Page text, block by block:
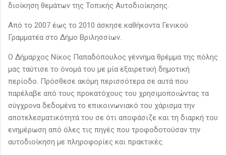
διοίκηση θεμάτων της Τοπικής Αυτοδιοίκησης.
Από το 2007 έως το 2010 άσκησε καθήκοντα Γενικού
Γραμματέα στο Δήμο Βριλησσίων.
Ο Δήμαρχος Νίκος Παπαδόπουλος γέννημα θρέμμα της πόλης
μας ταύτισε το όνομά του με μία εξαιρετική δημοτική
περίοδο. Πρόσθεσε ακόμη περισσότερα σε αυτά που
παρέλαβε από τους προκατόχους του χρησιμοποιώντας τα
σύγχρονα δεδομένα το επικοινωνιακό του χάρισμα την
αποτελεσματικότητά του σε ότι αποφάσιζε και τη διαρκή του
ενημέρωση από όλες τις πηγές που τροφοδοτούσαν την
αυτοδιοίκηση με πληροφορίες και πρακτικές.